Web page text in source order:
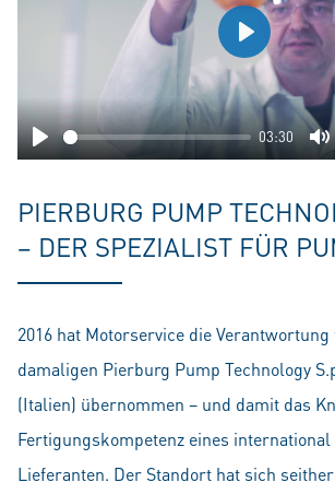
Play
03:30
Play
PIERBURG PUMP
− DER SPEZIALIST FÜR
2016 hat Motorservice die
damaligen Pierburg Pump Technology
(Italien) übernommen – und damit das
Fertigungskompetenz eines international
Lieferanten. Der Standort hat sich